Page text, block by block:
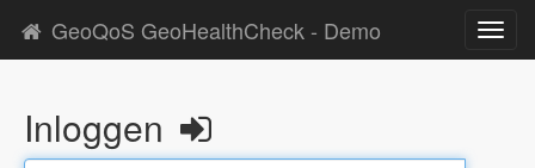
GeoQoS GeoHealthCheck - Demo
Inloggen